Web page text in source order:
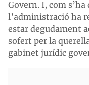
Govern. I, com
l’administració ha
estar degudament
sofert per la
gabinet jurídic